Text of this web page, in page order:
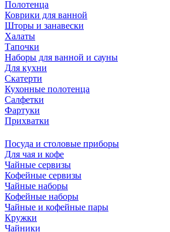
Полотенца
Коврики для ванной
Шторы и занавески
Халаты
Тапочки
Наборы для ванной и сауны
Для кухни
Скатерти
Кухонные полотенца
Салфетки
Фартуки
Прихватки
Посуда и столовые приборы
Для чая и кофе
Чайные сервизы
Кофейные сервизы
Чайные наборы
Кофейные наборы
Чайные и кофейные пары
Кружки
Чайники